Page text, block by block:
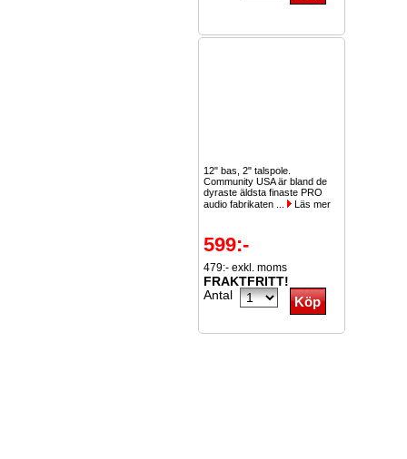
12" bas, 2" talspole.
Community USA är bland de
dyraste äldsta finaste PRO
audio fabrikaten ...
Läs mer
599:-
479:- exkl. moms
FRAKTFRITT!
Antal